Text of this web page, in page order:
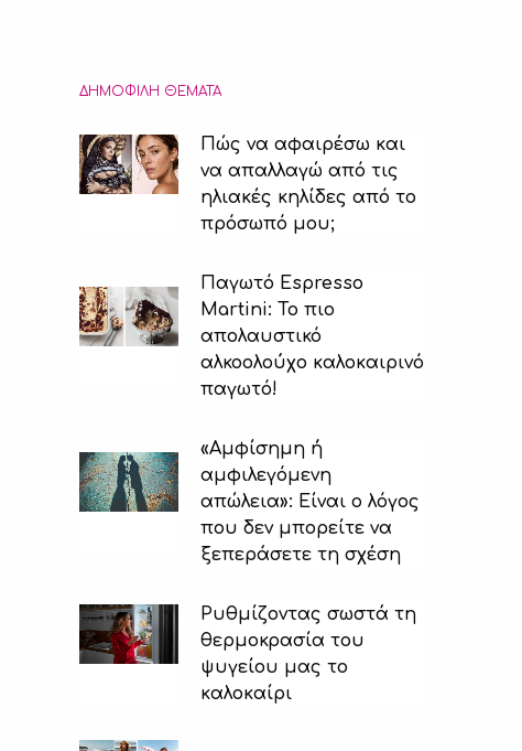
ΔΗΜΟΦΙΛΉ ΘΈΜΑΤΑ
Πώς να αφαιρέσω και
να απαλλαγώ από τις
ηλιακές κηλίδες από το
πρόσωπό μου;
Παγωτό Espresso
Martini: Το πιο
απολαυστικό
αλκοολούχο καλοκαιρινό
παγωτό!
«Αμφίσημη ή
αμφιλεγόμενη
απώλεια»: Είναι ο λόγος
που δεν μπορείτε να
ξεπεράσετε τη σχέση
Ρυθμίζοντας σωστά τη
θερμοκρασία του
ψυγείου μας το
καλοκαίρι